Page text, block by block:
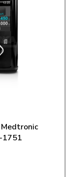
Medtronic
1751